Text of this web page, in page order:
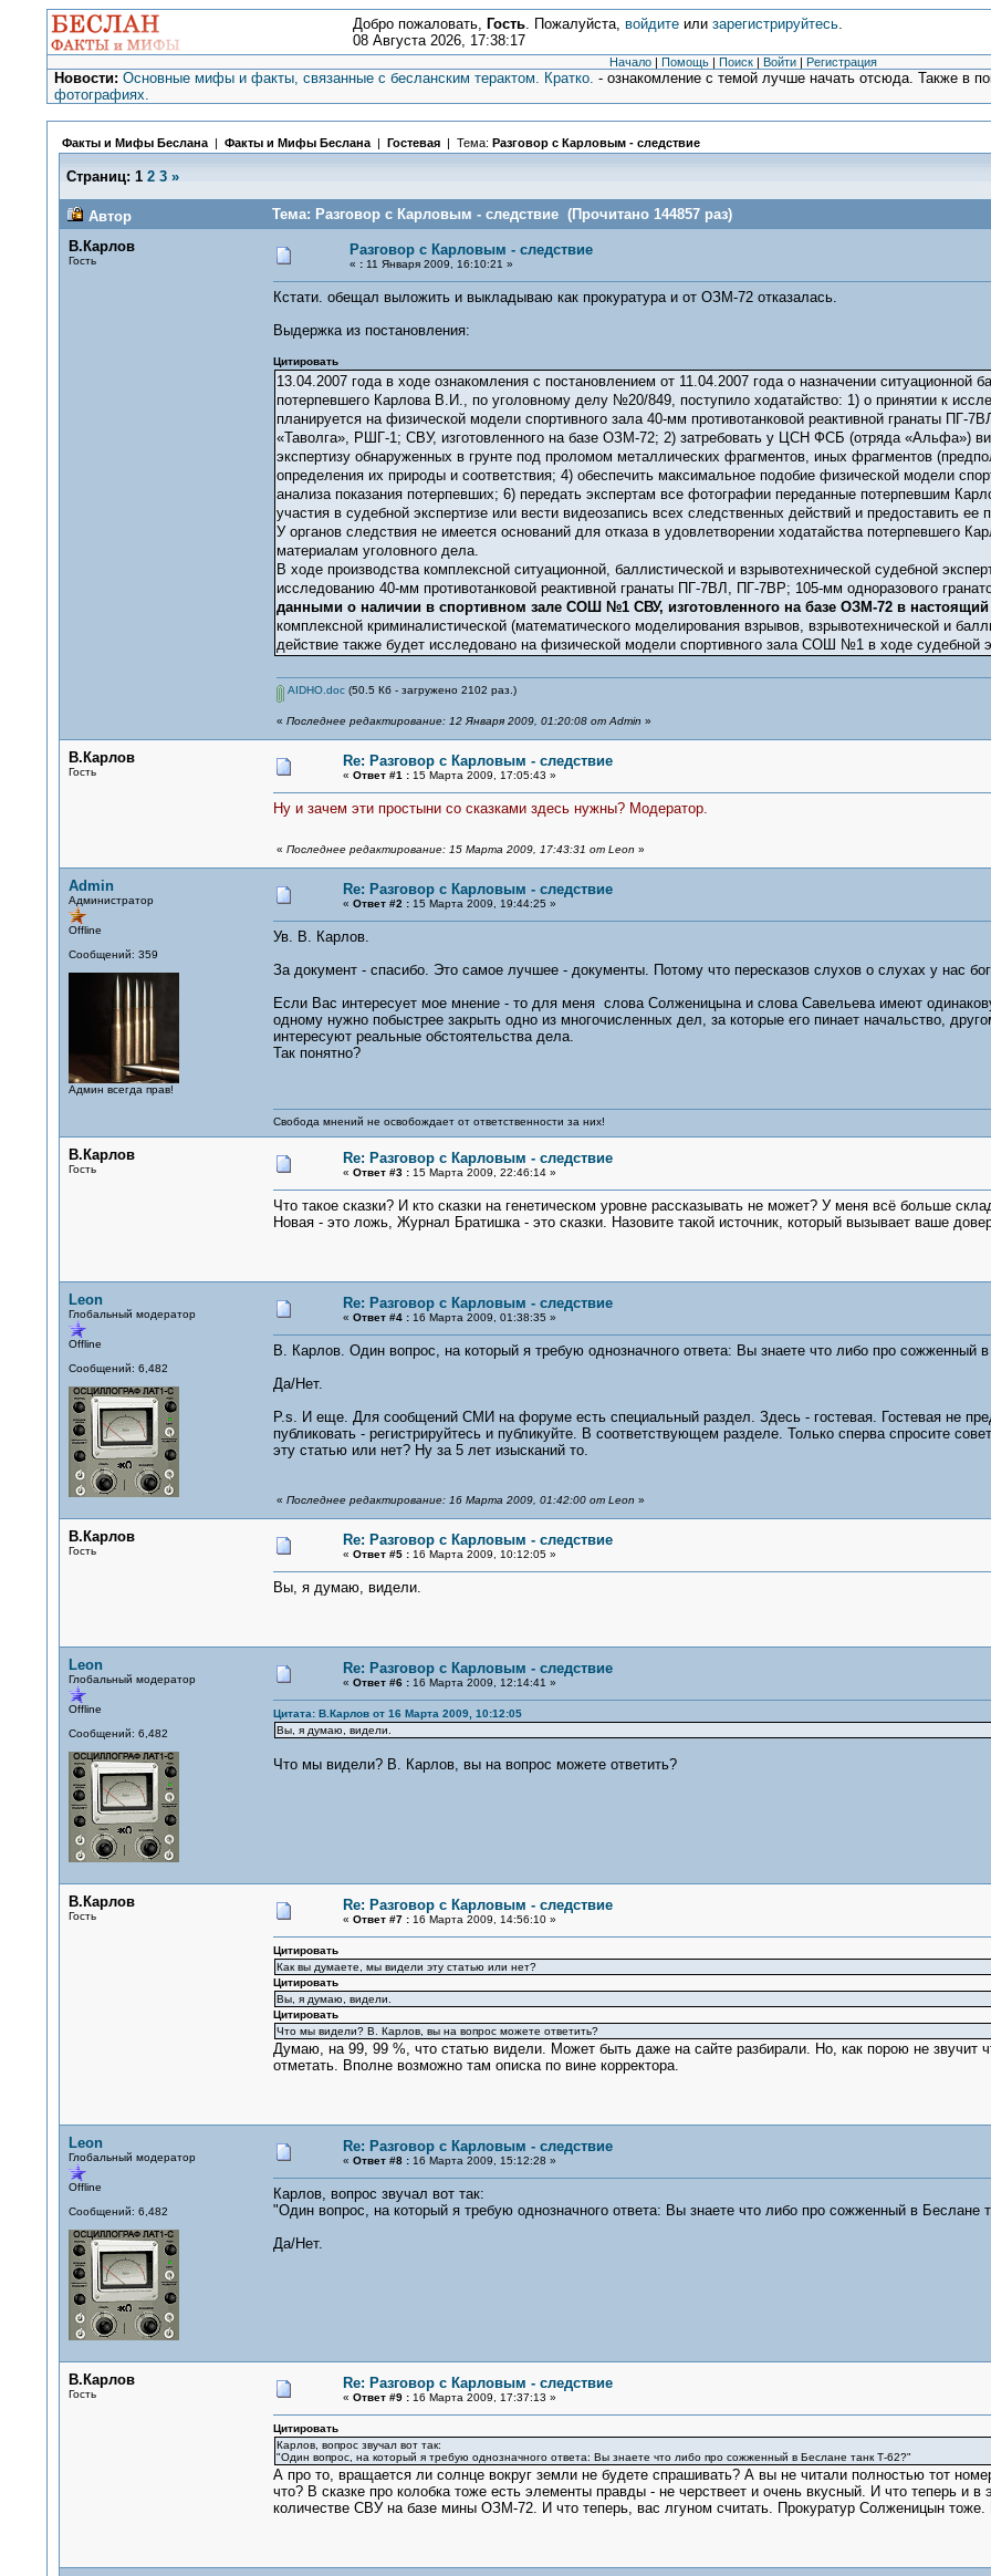
Добро пожаловать, Гость. Пожалуйста, войдитеили зарегистрируйтесь.
08 Августа 2026, 17:38:17
Начало | Помощь | Поиск | Войти | Регистрация
Новости: Основные мифы и факты, связанные с бесланским терактом. Кратко. - ознакомление с темой лучше начать отсюда. Также в
фотографиях.
Факты и Мифы Беслана| Факты и Мифы Беслана| Гостевая | Тема: Разговор с Карловым - следствие
Страниц: 1 2 3 »
Автор
Тема: Разговор с Карловым - следствие (Прочитано 144857 раз)
В.Карлов
Гость
Разговор с Карловым - следствие
« :11 Января 2009, 16:10:21 »
Кстати. обещал выложить и выкладываю как прокуратура и от ОЗМ-72 отказалась.
Выдержка из постановления:
Цитировать
13.04.2007 года в ходе ознакомления с постановлением от 11.04.2007 года о назначении ситуационной
потерпевшего Карлова В.И., по уголовному делу №20/849, поступило ходатайство: 1) о принятии к
планируется на физической модели спортивного зала 40-мм противотанковой реактивной гранаты ПГ-
«Таволга», РШГ-1; СВУ, изготовленного на базе ОЗМ-72; 2) затребовать у ЦСН ФСБ (отряда «Альфа»)
экспертизу обнаруженных в грунте под проломом металлических фрагментов, иных фрагментов
определения их природы и соответствия; 4) обеспечить максимальное подобие физической модели
анализа показания потерпевших; 6) передать экспертам все фотографии переданные потерпевшим
участия в судебной экспертизе или вести видеозапись всех следственных действий и предоставить ее
У органов следствия не имеется оснований для отказа в удовлетворении ходатайства потерпевшего
материалам уголовного дела.
В ходе производства комплексной ситуационной, баллистической и взрывотехнической судебной
исследованию 40-мм противотанковой реактивной гранаты ПГ-7ВЛ, ПГ-7ВР; 105-мм одноразового
данными о наличии в спортивном зале СОШ №1 СВУ, изготовленного на базе ОЗМ-72 в
комплексной криминалистической (математического моделирования взрывов, взрывотехнической и
действие также будет исследовано на физической модели спортивного зала СОШ №1 в ходе судебной
AIDHO.doc(50.5 Кб - загружено 2102 раз.)
« Последнее редактирование: 12 Января 2009, 01:20:08 от Admin »
В.Карлов
Гость
Re: Разговор с Карловым - следствие
« Ответ #1 :15 Марта 2009, 17:05:43 »
Ну и зачем эти простыни со сказками здесь нужны? Модератор.
« Последнее редактирование: 15 Марта 2009, 17:43:31 от Leon »
Admin
Администратор
Offline
Сообщений: 359
Админ всегда прав!
Re: Разговор с Карловым - следствие
« Ответ #2 :15 Марта 2009, 19:44:25 »
Ув. В. Карлов.
За документ - спасибо. Это самое лучшее - документы. Потому что пересказов слухов о слухах у нас
Если Вас интересует мое мнение - то для меня слова Солженицына и слова Савельева имеют
одному нужно побыстрее закрыть одно из многочисленных дел, за которые его пинает начальство,
интересуют реальные обстоятельства дела.
Так понятно?
Свобода мнений не освобождает от ответственности за них!
В.Карлов
Гость
Re: Разговор с Карловым - следствие
« Ответ #3 :15 Марта 2009, 22:46:14 »
Что такое сказки? И кто сказки на генетическом уровне рассказывать не может? У меня всё больше
Новая - это ложь, Журнал Братишка - это сказки. Назовите такой источник, который вызывает ваше
Leon
Глобальный модератор
Offline
Сообщений: 6,482
Re: Разговор с Карловым - следствие
« Ответ #4 :16 Марта 2009, 01:38:35 »
В. Карлов. Один вопрос, на который я требую однозначного ответа: Вы знаете что либо про сожженный
Да/Нет.
P.s. И еще. Для сообщений СМИ на форуме есть специальный раздел. Здесь - гостевая. Гостевая не
публиковать - регистрируйтесь и публикуйте. В соответствующем разделе. Только сперва спросите
эту статью или нет? Ну за 5 лет изысканий то.
« Последнее редактирование: 16 Марта 2009, 01:42:00 от Leon »
В.Карлов
Гость
Re: Разговор с Карловым - следствие
« Ответ #5 :16 Марта 2009, 10:12:05 »
Вы, я думаю, видели.
Leon
Глобальный модератор
Offline
Сообщений: 6,482
Re: Разговор с Карловым - следствие
« Ответ #6 :16 Марта 2009, 12:14:41 »
Цитата: В.Карлов от 16 Марта 2009, 10:12:05
Вы, я думаю, видели.
Что мы видели? В. Карлов, вы на вопрос можете ответить?
В.Карлов
Гость
Re: Разговор с Карловым - следствие
« Ответ #7 :16 Марта 2009, 14:56:10 »
Цитировать
Как вы думаете, мы видели эту статью или нет?
Цитировать
Вы, я думаю, видели.
Цитировать
Что мы видели? В. Карлов, вы на вопрос можете ответить?
Думаю, на 99, 99 %, что статью видели. Может быть даже на сайте разбирали. Но, как порою не звучит
отметать. Вполне возможно там описка по вине корректора.
Leon
Глобальный модератор
Offline
Сообщений: 6,482
Re: Разговор с Карловым - следствие
« Ответ #8 :16 Марта 2009, 15:12:28 »
Карлов, вопрос звучал вот так:
"Один вопрос, на который я требую однозначного ответа: Вы знаете что либо про сожженный в Беслане
Да/Нет.
В.Карлов
Гость
Re: Разговор с Карловым - следствие
« Ответ #9 :16 Марта 2009, 17:37:13 »
Цитировать
Карлов, вопрос звучал вот так:
"Один вопрос, на который я требую однозначного ответа: Вы знаете что либо про сожженный в Беслане танк Т-62?"
А про то, вращается ли солнце вокруг земли не будете спрашивать? А вы не читали полностью тот
что? В сказке про колобка тоже есть элементы правды - не черствеет и очень вкусный. И что теперь и
количестве СВУ на базе мины ОЗМ-72. И что теперь, вас лгуном считать. Прокуратур Солженицын